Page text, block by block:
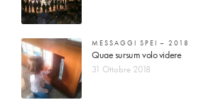
MESSAGGI SPEI – 2018
Quae sursum volo videre
31 Ottobre 2018